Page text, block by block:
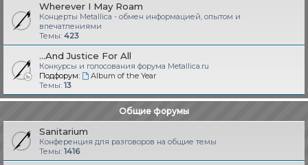
Wherever I May Roam
Концерты Metallica - обмен информацией, опытом и
впечатлениями
Темы: 423
...And Justice For All
Конкурсы и голосования форума Metallica.ru
Подфорум:
Album of the Year
Темы: 13
Общие форумы
Sanitarium
Конференция для разговоров на общие темы
Темы: 1416